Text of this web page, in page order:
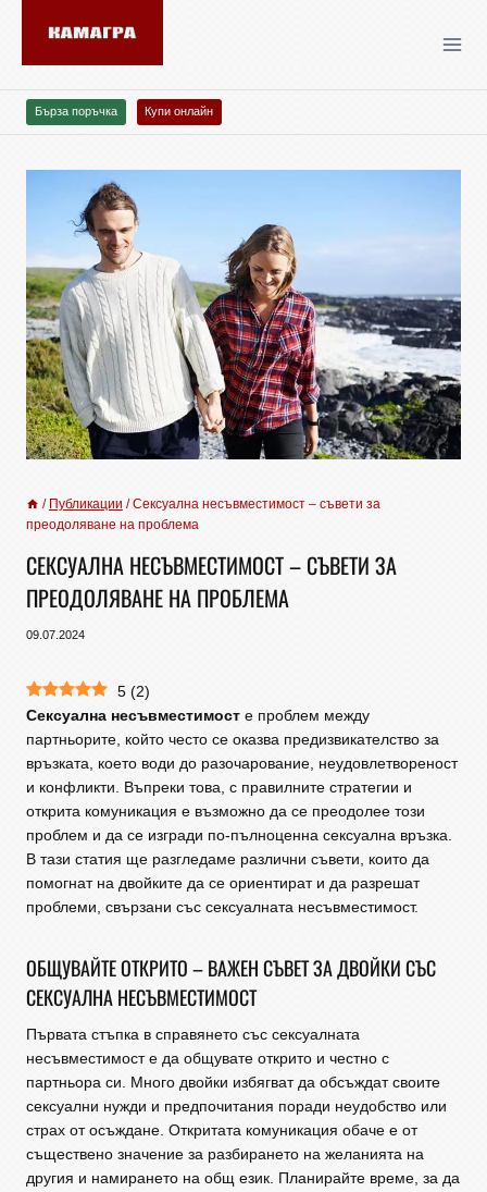
Бърза поръчка Купи онлайн
/ Публикации / Сексуална несъвместимост – съвети за
преодоляване на проблема
СЕКСУАЛНА НЕСЪВМЕСТИМОСТ – СЪВЕТИ ЗА
ПРЕОДОЛЯВАНЕ НА ПРОБЛЕМА
09.07.2024
5 (2)
Сексуална несъвместимост е проблем между
партньорите, който често се оказва предизвикателство за
връзката, което води до разочарование, неудовлетвореност
и конфликти. Въпреки това, с правилните стратегии и
открита комуникация е възможно да се преодолее този
проблем и да се изгради по-пълноценна сексуална връзка.
В тази статия ще разгледаме различни съвети, които да
помогнат на двойките да се ориентират и да разрешат
проблеми, свързани със сексуалната несъвместимост.
ОБЩУВАЙТЕ ОТКРИТО – ВАЖЕН СЪВЕТ ЗА ДВОЙКИ СЪС
СЕКСУАЛНА НЕСЪВМЕСТИМОСТ
Първата стъпка в справянето със сексуалната
несъвместимост е да общувате открито и честно с
партньора си. Много двойки избягват да обсъждат своите
сексуални нужди и предпочитания поради неудобство или
страх от осъждане. Откритата комуникация обаче е от
съществено значение за разбирането на желанията на
другия и намирането на общ език. Планирайте време, за да